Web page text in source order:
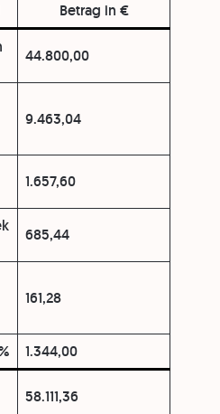
Betrag in €
44.800,00
9.463,04
1.657,60
685,44
161,28
1.344,00
58.111,36